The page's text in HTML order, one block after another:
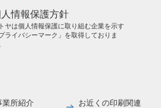
情報保護方針
ヤは個人情報保護に取り組む企業を示す
プライバシーマーク」を取得しておりま
業所紹介
お近くの印刷関連